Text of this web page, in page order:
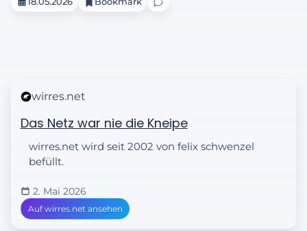
wirres.net
Das Netz war nie die Kneipe
wirres.net wird seit 2002 von felix schwenzel
befüllt.
2. Mai 2026
Auf wirres.net ansehen